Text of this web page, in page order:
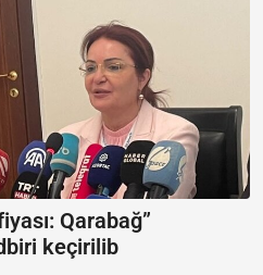
Qarabağ”
keçirilib